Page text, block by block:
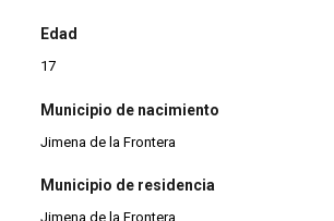
Edad
17
Municipio de nacimiento
Jimena de la Frontera
Municipio de residencia
Jimena de la Frontera